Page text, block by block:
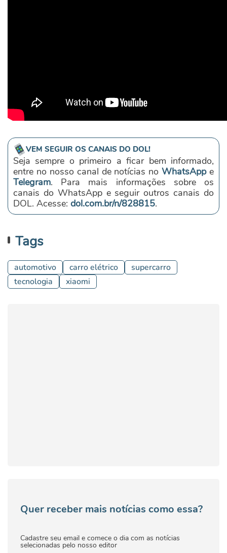
VEM SEGUIR OS CANAIS DO DOL!
Seja sempre o primeiro a ficar bem informado,
entre no nosso canal de notícias noWhatsAppe
Telegram. Para mais informações sobre os
canais do WhatsApp e seguir outros canais do
DOL. Acesse: dol.com.br/n/828815.
Tags
automotivo carro elétrico
supercarro
tecnologia
xiaomi
Quer receber mais notícias como essa?
Cadastre seu email e comece o dia com as notícias
selecionadas pelo nosso editor